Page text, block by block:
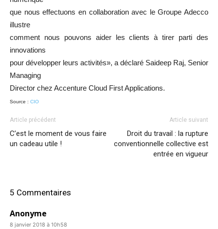
que nous effectuons en collaboration avec le Groupe Adecco
illustre
comment nous pouvons aider les clients à tirer parti des
innovations
pour développer leurs activités», a déclaré Saideep Raj, Senior
Managing
Director chez Accenture Cloud First Applications.
Source : CIO
Article précédent
C’est le moment de vous faire
un cadeau utile !
Article suivant
Droit du travail : la rupture
conventionnelle collective est
entrée en vigueur
5 Commentaires
Anonyme
8 janvier 2018 à 10h58